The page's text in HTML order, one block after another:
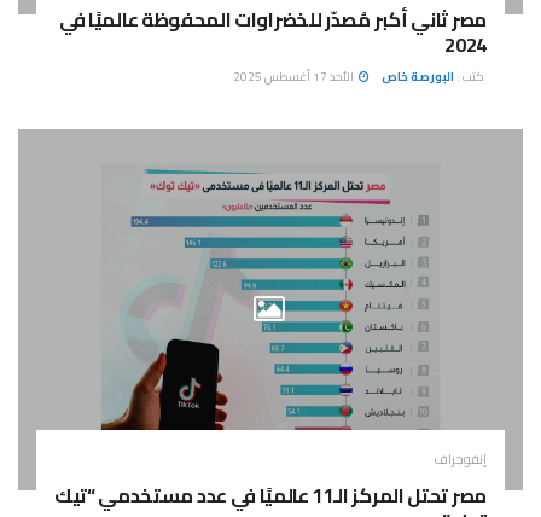
مصر ثاني أكبر مُصدّر للخضراوات المحفوظة عالميًا في
2024
كتب : البورصة خاص الأحد 17 أغسطس 2025
إنفوجراف
مصر تحتل المركز الـ11 عالميًا في عدد مستخدمي “تيك